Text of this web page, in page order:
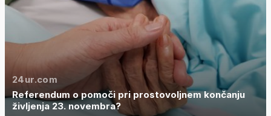
24ur.com
Referendum o pomoči pri prostovoljnem končanju
življenja 23. novembra?